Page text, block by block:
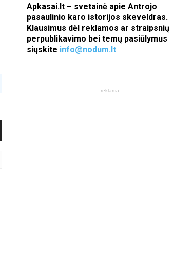
Apkasai.lt – svetainė apie Antrojo
pasaulinio karo istorijos skeveldras.
Klausimus dėl reklamos ar straipsnių
perpublikavimo bei temų pasiūlymus
siųskite info@nodum.lt
- reklama -